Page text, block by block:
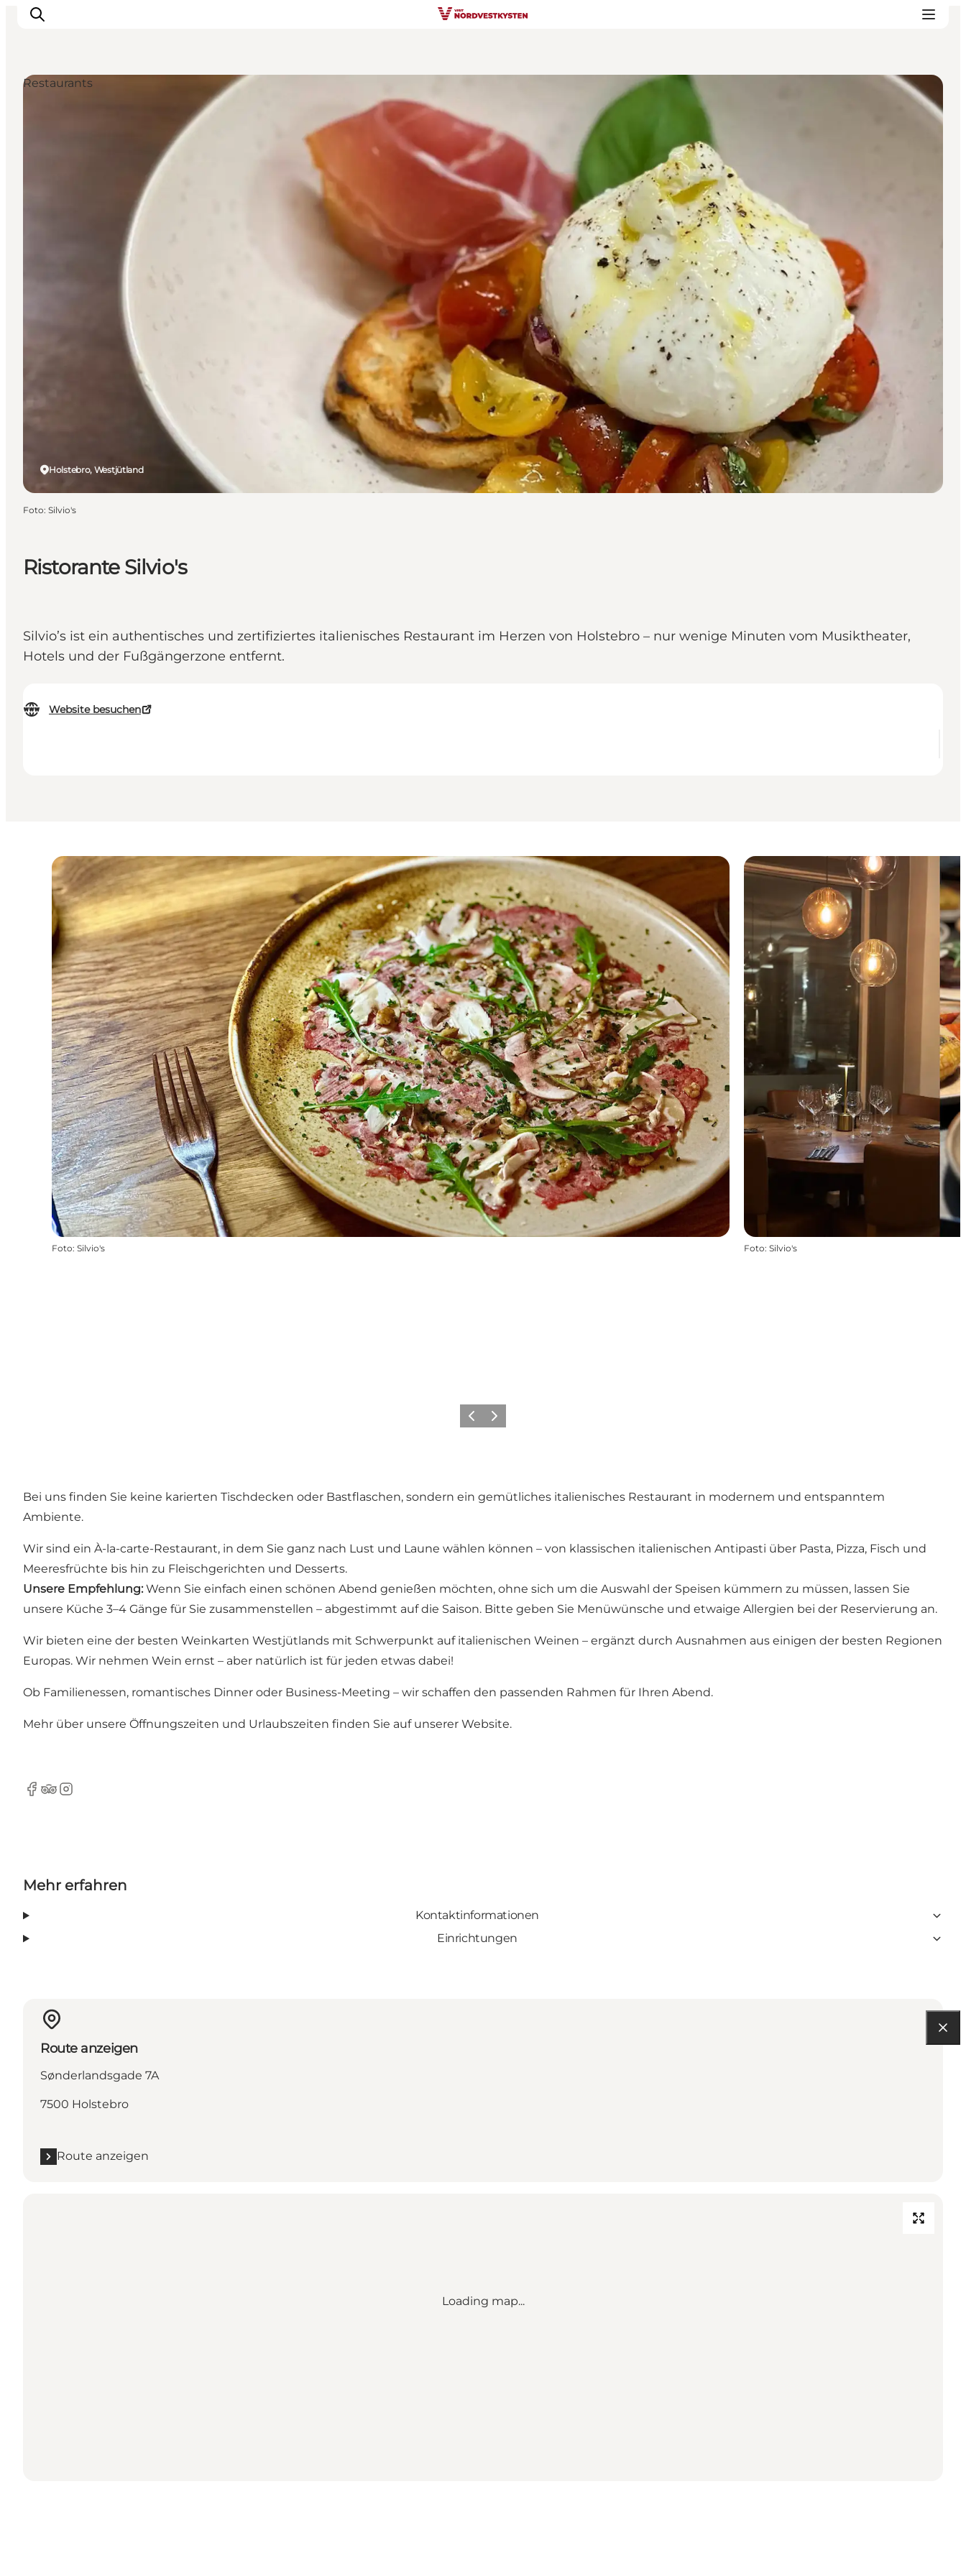
Mach deine Urlaubsplanung
Ristorante Silvio's
Silvio’s ist ein authentisches und zertifiziertes italienisches Restaurant im Herzen von Holstebro – nur wenige Minuten vom Musiktheater,
Hotels und der Fußgängerzone entfernt.
Website besuchen
Holstebro, Westjütland
Restaurants
Foto: Silvio's
Foto: Silvio's Foto: Silvio's
ZurückWeiter
Bei uns finden Sie keine karierten Tischdecken oder Bastflaschen, sondern ein gemütliches italienisches Restaurant in modernem und entspanntem
Ambiente.
Wir sind ein À-la-carte-Restaurant, in dem Sie ganz nach Lust und Laune wählen können – von klassischen italienischen Antipasti über Pasta, Pizza, Fisch und
Meeresfrüchte bis hin zu Fleischgerichten und Desserts.
Unsere Empfehlung: Wenn Sie einfach einen schönen Abend genießen möchten, ohne sich um die Auswahl der Speisen kümmern zu müssen, lassen Sie
unsere Küche 3–4 Gänge für Sie zusammenstellen – abgestimmt auf die Saison. Bitte geben Sie Menüwünsche und etwaige Allergien bei der Reservierung an.
Wir bieten eine der besten Weinkarten Westjütlands mit Schwerpunkt auf italienischen Weinen – ergänzt durch Ausnahmen aus einigen der besten Regionen
Europas. Wir nehmen Wein ernst – aber natürlich ist für jeden etwas dabei!
Ob Familienessen, romantisches Dinner oder Business-Meeting – wir schaffen den passenden Rahmen für Ihren Abend.
Mehr über unsere Öffnungszeiten und Urlaubszeiten finden Sie auf unserer Website.
Facebook
TripAdvisor
Instagram
Mehr erfahren
Kontaktinformationen
Einrichtungen
Route anzeigen
Sønderlandsgade 7A
7500 Holstebro
Route anzeigen
Loading map...